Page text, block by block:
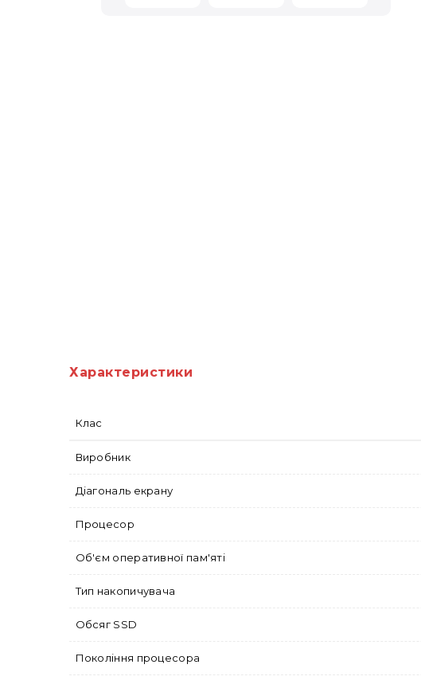
Характеристики
Клас
Виробник
Діагональ екрану
Процесор
Об'єм оперативної пам'яті
Тип накопичувача
Обсяг SSD
Покоління процесора